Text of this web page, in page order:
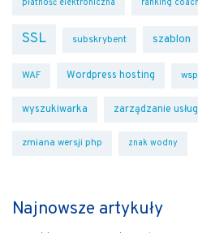
płatność elektroniczna ranking coach
SSL subskrybent szablon
WAF Wordpress hosting
wyszukiwarka zarządzanie
zmiana wersji php znak wodny
Najnowsze artykuły